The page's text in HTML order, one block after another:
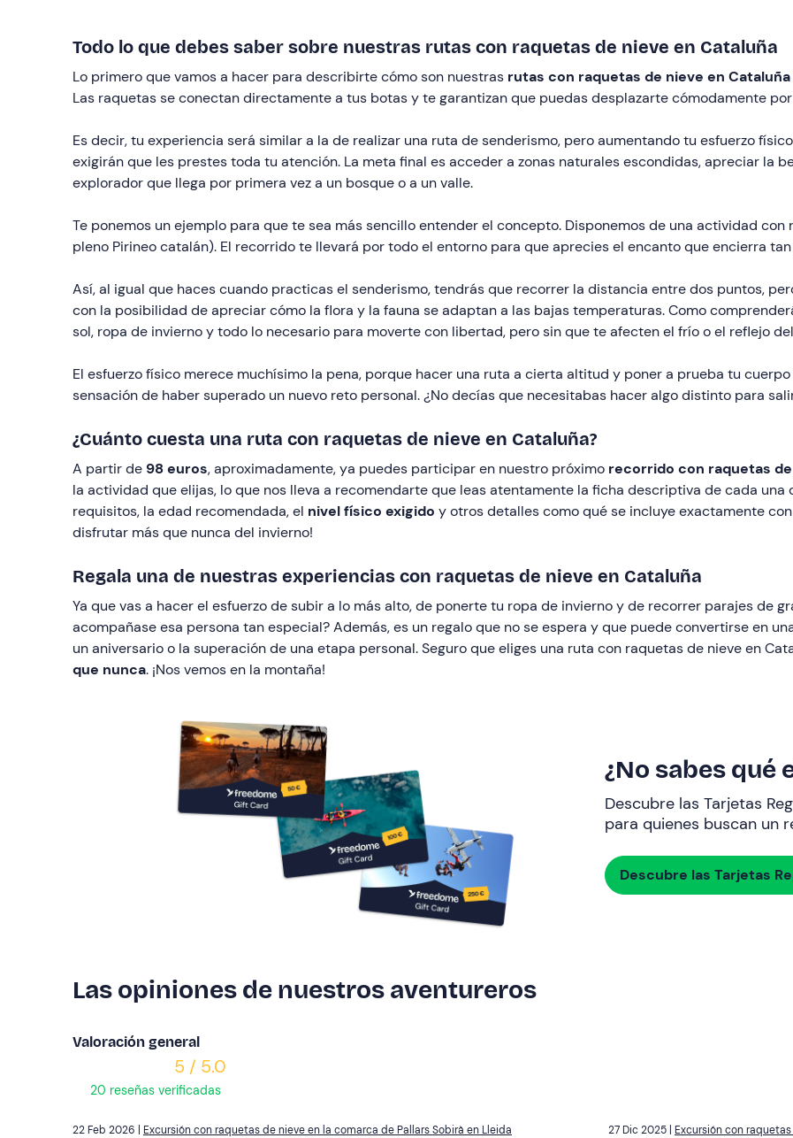
Todo lo que debes saber sobre nuestras rutas con raquetas de nieve en Cataluña
Lo primero que vamos a hacer para describirte cómo son nuestras rutas con raquetas de nieve en Cataluña
Las raquetas se conectan directamente a tus botas y te garantizan que puedas desplazarte cómodamente
Es decir, tu experiencia será similar a la de realizar una ruta de senderismo, pero aumentando tu esfuerzo
exigirán que les prestes toda tu atención. La meta final es acceder a zonas naturales escondidas, apreciar la
explorador que llega por primera vez a un bosque o a un valle.
Te ponemos un ejemplo para que te sea más sencillo entender el concepto. Disponemos de una actividad con
pleno Pirineo catalán). El recorrido te llevará por todo el entorno para que aprecies el encanto que encierra
Así, al igual que haces cuando practicas el senderismo, tendrás que recorrer la distancia entre dos puntos,
con la posibilidad de apreciar cómo la flora y la fauna se adaptan a las bajas temperaturas. Como
sol, ropa de invierno y todo lo necesario para moverte con libertad, pero sin que te afecten el frío o el reflejo
El esfuerzo físico merece muchísimo la pena, porque hacer una ruta a cierta altitud y poner a prueba tu
sensación de haber superado un nuevo reto personal. ¿No decías que necesitabas hacer algo distinto para
¿Cuánto cuesta una ruta con raquetas de nieve en Cataluña?
A partir de 98 euros, aproximadamente, ya puedes participar en nuestro próximo recorrido con raquetas
la actividad que elijas, lo que nos lleva a recomendarte que leas atentamente la ficha descriptiva de cada una
requisitos, la edad recomendada, el nivel físico exigido y otros detalles como qué se incluye exactamente
disfrutar más que nunca del invierno!
Regala una de nuestras experiencias con raquetas de nieve en Cataluña
Ya que vas a hacer el esfuerzo de subir a lo más alto, de ponerte tu ropa de invierno y de recorrer parajes de
acompañase esa persona tan especial? Además, es un regalo que no se espera y que puede convertirse en
un aniversario o la superación de una etapa personal. Seguro que eliges una ruta con raquetas de nieve en
que nunca. ¡Nos vemos en la montaña!
¿No sabes qué
Descubre las Tarjetas
para quienes buscan un
Descubre las Tarjetas
Las opiniones de nuestros aventureros
Valoración general
5 / 5.0
20 reseñas verificadas
Excursión con raquetas de nieve en la comarca de Pallars Sobirà en Lleida Excursión con